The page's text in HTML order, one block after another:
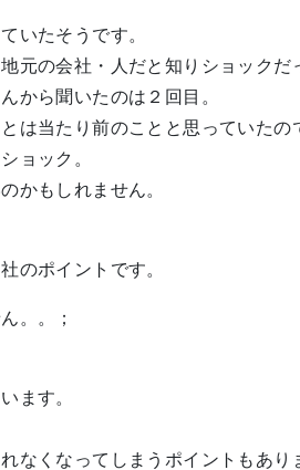
いたそうです。
元の会社・人だと知りショックだ
から聞いたのは２回目。
は当たり前のことと思っていたの
ョック。
かもしれません。
のポイントです。
。。；
ます。
なくなってしまうポイントもあり